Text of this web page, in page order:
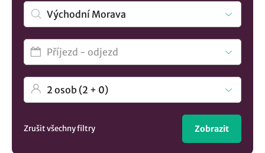
statku za zážitky a utečte od ruchu města. Nevybrali jste
si? Mrkněte na všechna
ubytování v lokalitě Východní
Morava.
Zrušit všechny filtry Zobrazit